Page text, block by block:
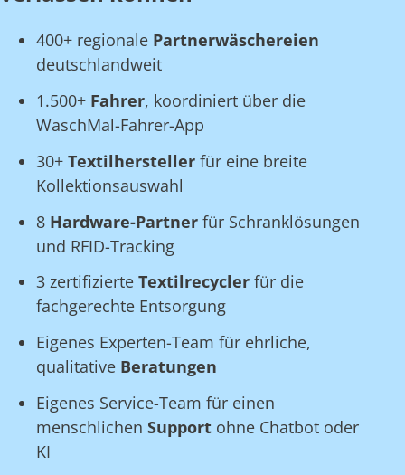
400+ regionale Partnerwäschereien
deutschlandweit
1.500+ Fahrer, koordiniert über die
WaschMal-Fahrer-App
30+ Textilhersteller für eine breite
Kollektionsauswahl
8 Hardware-Partner für Schranklösungen
und RFID-Tracking
3 zertifizierte Textilrecycler für die
fachgerechte Entsorgung
Eigenes Experten-Team für ehrliche,
qualitative Beratungen
Eigenes Service-Team für einen
menschlichen Support ohne Chatbot oder
KI